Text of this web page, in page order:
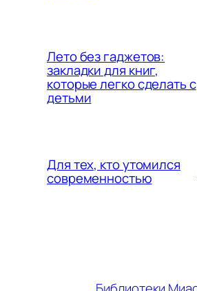
Лето без гаджетов:
закладки для книг,
которые легко сделать с
детьми
Для тех, кто утомился
современностью